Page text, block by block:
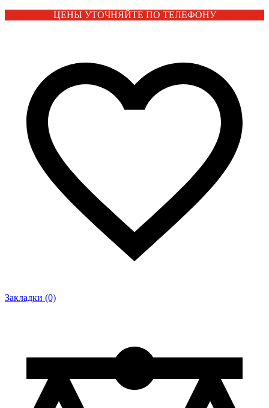
ЦЕНЫ УТОЧНЯЙТЕ ПО ТЕЛЕФОНУ
Закладки (0)